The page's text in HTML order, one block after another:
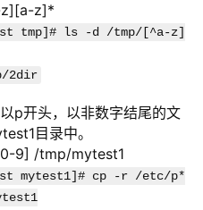
z]*
tmp]# ls -d /tmp/[^a-z]
2dir
p开头，以非数字结尾的文
目录中。
9] /tmp/mytest1
mytest1]# cp -r /etc/p*